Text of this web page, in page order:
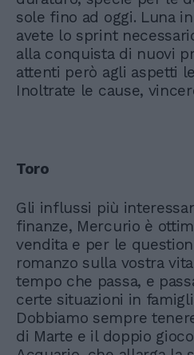
sole fino ad oggi. Luna
avete lo sprint
alla conquista di nuovi
attenti però agli aspetti
Inoltrate le cause,
Toro
Gli influssi più
finanze, Mercurio è
vendita e per le
romanzo sulla vostra
tempo che passa, e
certe situazioni in
Dobbiamo sempre
di Marte e il doppio